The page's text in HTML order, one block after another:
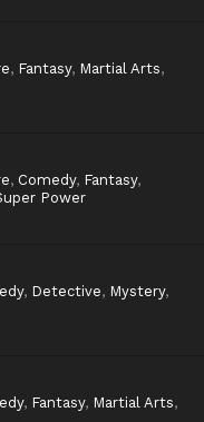
, Fantasy, Martial Arts,
, Comedy, Fantasy,
Power
, Detective, Mystery,
, Fantasy, Martial Arts,